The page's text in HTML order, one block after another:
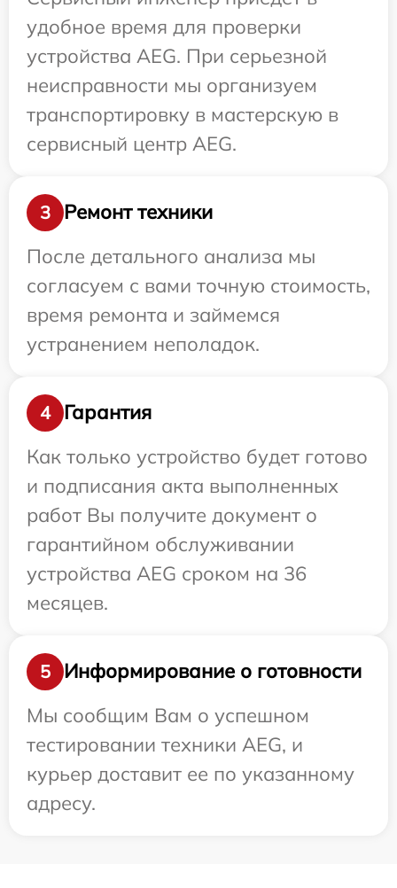
удобное время для проверки
устройства AEG. При серьезной
неисправности мы организуем
транспортировку в мастерскую в
сервисный центр AEG.
3
Ремонт техники
После детального анализа мы
согласуем с вами точную стоимость,
время ремонта и займемся
устранением неполадок.
4
Гарантия
Как только устройство будет готово
и подписания акта выполненных
работ Вы получите документ о
гарантийном обслуживании
устройства AEG сроком на 36
месяцев.
5
Информирование о готовности
Мы сообщим Вам о успешном
тестировании техники AEG, и
курьер доставит ее по указанному
адресу.